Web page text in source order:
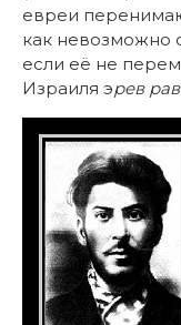
евреи
как невозможно
если её не
Израиля эрев рав